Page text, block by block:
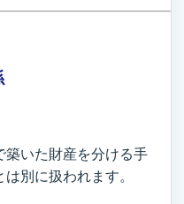
築いた財産を分ける手
別に扱われます。